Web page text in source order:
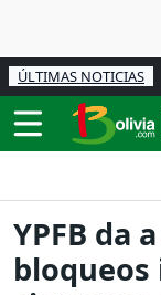
ÚLTIMAS NOTICIAS
YPFB da